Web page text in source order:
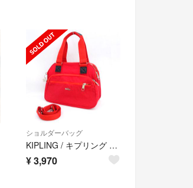
ショルダーバッグ
KIPLING / キプリング ◆2wayトートバッグ/ショルダー/ナイロン/レッド 【バッグ/バック/BAG/鞄/カバン】 レディースファッション【中古】 [0220563302]
¥3,970